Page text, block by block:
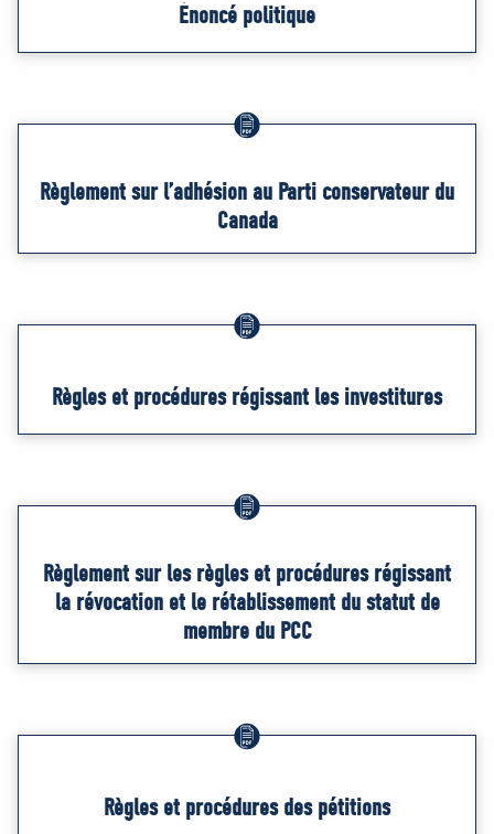
Énoncé politique
Règlement sur l’adhésion au Parti conservateur du
Canada
Règles et procédures régissant les investitures
Règlement sur les règles et procédures régissant
la révocation et le rétablissement du statut de
membre du PCC
Règles et procédures des pétitions